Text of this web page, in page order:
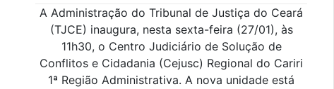
A Administração do Tribunal de Justiça do Ceará
(TJCE) inaugura, nesta sexta-feira (27/01), às
11h30, o Centro Judiciário de Solução de
Conflitos e Cidadania (Cejusc) Regional do Cariri
1ª Região Administrativa. A nova unidade está